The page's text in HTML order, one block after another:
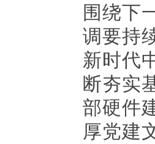
围绕下
调要持
新时代
断夯实
部硬件
厚党建